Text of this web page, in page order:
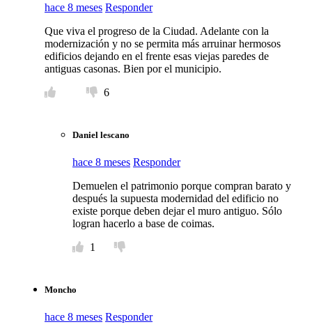
hace 8 meses Responder
Que viva el progreso de la Ciudad. Adelante con la
modernización y no se permita más arruinar hermosos
edificios dejando en el frente esas viejas paredes de
antiguas casonas. Bien por el municipio.
6
Daniel lescano
hace 8 meses Responder
Demuelen el patrimonio porque compran barato y
después la supuesta modernidad del edificio no
existe porque deben dejar el muro antiguo. Sólo
logran hacerlo a base de coimas.
1
Moncho
hace 8 meses Responder